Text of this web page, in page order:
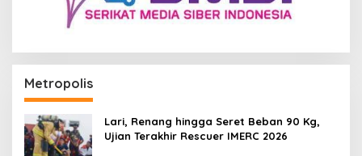
Metropolis
Lari, Renang hingga Seret Beban 90 Kg,
Ujian Terakhir Rescuer IMERC 2026